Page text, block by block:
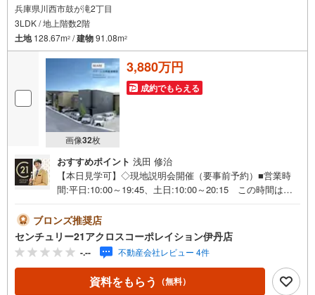
兵庫県川西市鼓が滝2丁目
3LDK / 地上階数2階
土地128.67m2 /建物91.08m2
画像32枚
3,880万円
成約でもらえる
おすすめポイント 浅田 修治
【本日見学可】◇現地説明会開催（要事前予約）■営業時
間:平日:10:00～19:45、土日:10:00～20:15 この時間はお
が約100平米以上あり、ゆとりある2階建てのマイホーム建
築が可能。＝＝＝＝＝センチュリー21アクロスグループの3
つの特徴＝＝＝＝＝＝■センチュリー21グループで28年連
続No.1（1997年～2024年兵庫地区仲介実績） 西宮・尼
崎・伊丹・宝塚にて8店舗展開中。阪神間での購入や売却は
当店にお任せ下さい■お客様駐車場、キッズスペースがござ
ブロンズ推奨店
センチュリー21アクロスコーポレイション伊丹店
-.-- 不動産会社レビュー 4件
資料をもらう （無料）